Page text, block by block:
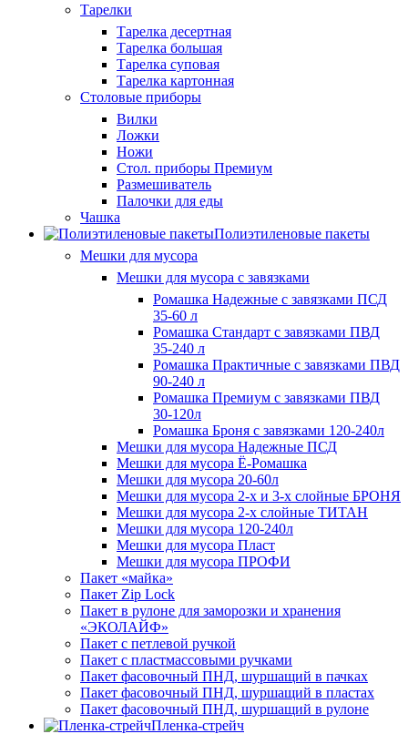
Тарелки
Тарелка десертная
Тарелка большая
Тарелка суповая
Тарелка картонная
Столовые приборы
Вилки
Ложки
Ножи
Стол. приборы Премиум
Размешиватель
Палочки для еды
Чашка
Полиэтиленовые пакеты
Мешки для мусора
Мешки для мусора с завязками
Ромашка Надежные с завязками ПСД
35-60 л
Ромашка Стандарт с завязками ПВД
35-240 л
Ромашка Практичные с завязками ПВД
90-240 л
Ромашка Премиум с завязками ПВД
30-120л
Ромашка Броня с завязками 120-240л
Мешки для мусора Надежные ПСД
Мешки для мусора Ё-Ромашка
Мешки для мусора 20-60л
Мешки для мусора 2-х и 3-х слойные БРОНЯ
Мешки для мусора 2-х слойные ТИТАН
Мешки для мусора 120-240л
Мешки для мусора Пласт
Мешки для мусора ПРОФИ
Пакет «майка»
Пакет Zip Lock
Пакет в рулоне для заморозки и хранения
«ЭКОЛАЙФ»
Пакет с петлевой ручкой
Пакет с пластмассовыми ручками
Пакет фасовочный ПНД, шуршащий в пачках
Пакет фасовочный ПНД, шуршащий в пластах
Пакет фасовочный ПНД, шуршащий в рулоне
Пленка-стрейч